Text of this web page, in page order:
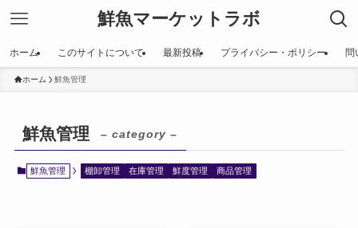
鮮魚マーケットラボ
ホーム このサイトについて 最新投稿 プライバシー・ポリシー 問
ホーム 鮮魚管理
鮮魚管理 – category –
鮮魚管理 棚卸管理 在庫管理 鮮度管理 商品管理